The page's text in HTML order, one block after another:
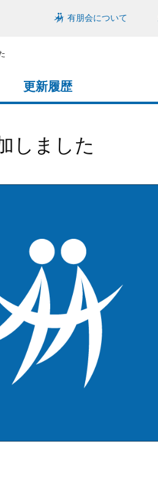
有朋会について
更新履歴
しました